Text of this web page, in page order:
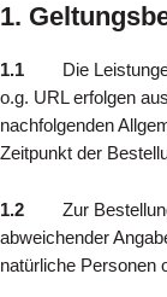
1.
1.1
Die
o.g. URL erfolgen
nachfolgenden
Zeitpunkt der
1.2
Zur
abweichender
natürliche Personen